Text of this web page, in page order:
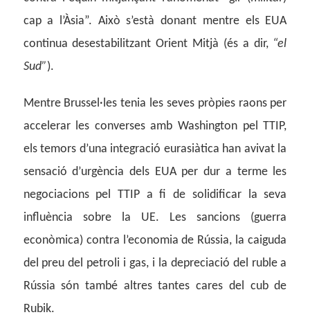
cap a l’Àsia”. Això s’està donant mentre els EUA
continua desestabilitzant Orient Mitjà (és a dir, “el
Sud”).
Mentre Brussel·les tenia les seves pròpies raons per
accelerar les converses amb Washington pel TTIP,
els temors d’una integració eurasiàtica han avivat la
sensació d’urgència dels EUA per dur a terme les
negociacions pel TTIP a fi de solidificar la seva
influència sobre la UE. Les sancions (guerra
econòmica) contra l’economia de Rússia, la caiguda
del preu del petroli i gas, i la depreciació del ruble a
Rússia són també altres tantes cares del cub de
Rubik.